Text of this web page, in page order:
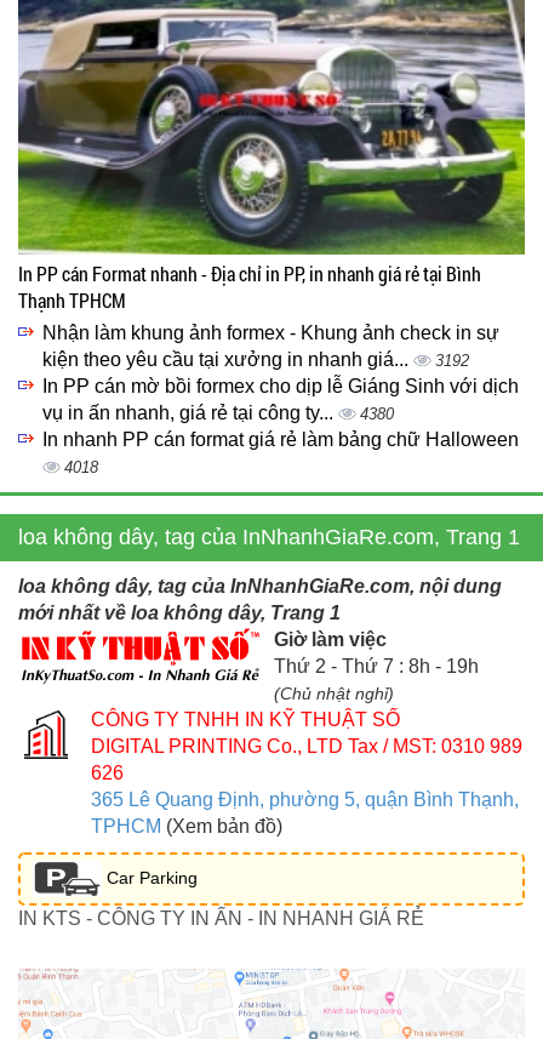
In PP cán Format nhanh - Địa chỉ in PP, in nhanh giá rẻ tại Bình
Thạnh TPHCM
Nhận làm khung ảnh formex - Khung ảnh check in sự
kiện theo yêu cầu tại xưởng in nhanh giá...
3192
In PP cán mờ bồi formex cho dịp lễ Giáng Sinh với dịch
vụ in ấn nhanh, giá rẻ tại công ty...
4380
In nhanh PP cán format giá rẻ làm bảng chữ Halloween
4018
loa không dây, tag của InNhanhGiaRe.com, Trang 1
loa không dây, tag của InNhanhGiaRe.com, nội dung
mới nhất về loa không dây, Trang 1
Giờ làm việc
Thứ 2 - Thứ 7 : 8h - 19h
(Chủ nhật nghỉ)
CÔNG TY TNHH IN KỸ THUẬT SỐ
DIGITAL PRINTING Co., LTD Tax / MST: 0310 989
626
365 Lê Quang Định, phường 5, quận Bình Thạnh,
TPHCM (Xem bản đồ)
Car Parking
IN KTS - CÔNG TY IN ẤN - IN NHANH GIÁ RẺ